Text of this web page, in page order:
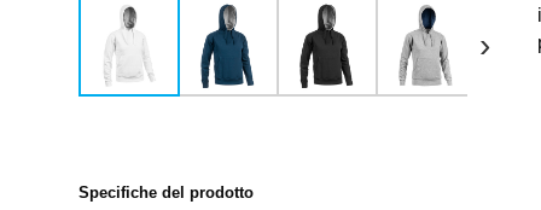
›
Specifiche del prodotto